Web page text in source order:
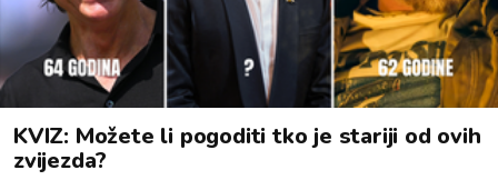
KVIZ: Možete li pogoditi tko je stariji od ovih
zvijezda?